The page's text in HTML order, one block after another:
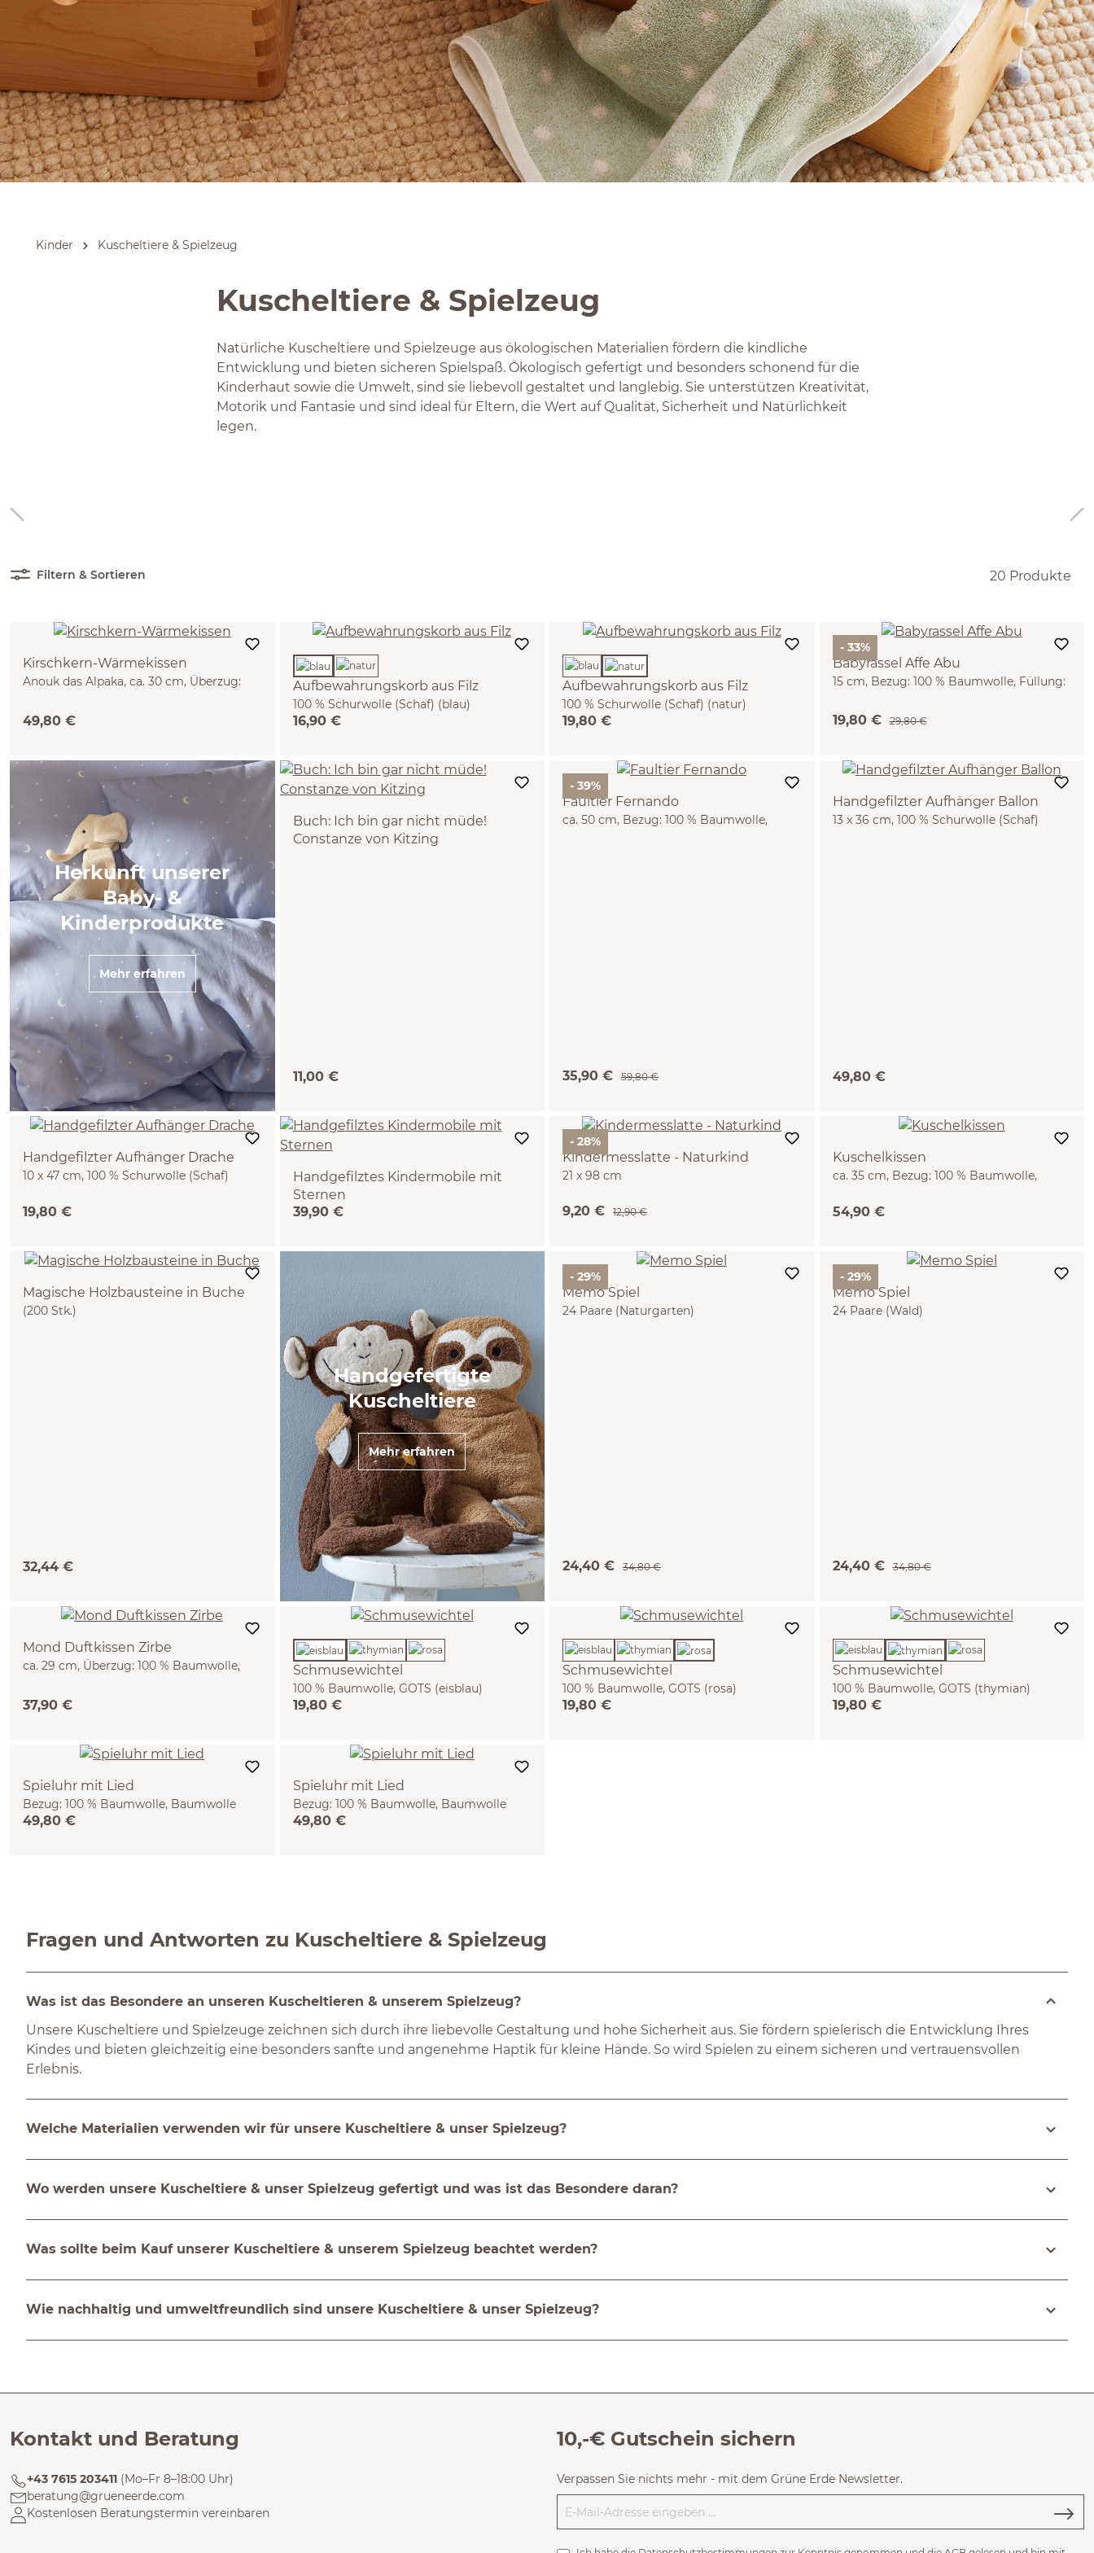
Kinder Kuscheltiere & Spielzeug
Kuscheltiere & Spielzeug
Natürliche Kuscheltiere und Spielzeuge aus ökologischen Materialien fördern die kindliche
Entwicklung und bieten sicheren Spielspaß. Ökologisch gefertigt und besonders schonend für die
Kinderhaut sowie die Umwelt, sind sie liebevoll gestaltet und langlebig. Sie unterstützen Kreativität,
Motorik und Fantasie und sind ideal für Eltern, die Wert auf Qualität, Sicherheit und Natürlichkeit
legen.
Filtern & Sortieren 20 Produkte
Kirschkern-Wärmekissen
Anouk das Alpaka, ca. 30 cm, Überzug:
Füllung: 100 % Kirschkerne
49,80 €
Aufbewahrungskorb aus Filz
100 % Schurwolle (Schaf) (blau)
16,90 €
Aufbewahrungskorb aus Filz
100 % Schurwolle (Schaf) (natur)
19,80 €
- 33%
Babyrassel Affe Abu
15 cm, Bezug: 100 % Baumwolle, Füllung:
19,80 € 29,80 €
Herkunft unserer
Baby- &
Kinderprodukte
Mehr erfahren
Buch: Ich bin gar nicht müde!
Constanze von Kitzing
11,00 €
- 39%
Faultier Fernando
ca. 50 cm, Bezug: 100 % Baumwolle,
35,90 € 59,80 €
Handgefilzter Aufhänger Ballon
13 x 36 cm, 100 % Schurwolle (Schaf)
49,80 €
Handgefilzter Aufhänger Drache
10 x 47 cm, 100 % Schurwolle (Schaf)
19,80 €
Handgefilztes Kindermobile mit
Sternen
Wolken und Mond, 100 % Schurwolle
39,90 €
- 28%
Kindermesslatte - Naturkind
21 x 98 cm
9,20 € 12,90 €
Kuschelkissen
ca. 35 cm, Bezug: 100 % Baumwolle,
(Wölkchen)
54,90 €
Magische Holzbausteine in Buche
(200 Stk.)
32,44 €
Handgefertigte
Kuscheltiere
Mehr erfahren
- 29%
Memo Spiel
24 Paare (Naturgarten)
24,40 € 34,80 €
- 29%
Memo Spiel
24 Paare (Wald)
24,40 € 34,80 €
Mond Duftkissen Zirbe
ca. 29 cm, Überzug: 100 % Baumwolle,
Zirbenspäne
37,90 €
Schmusewichtel
100 % Baumwolle, GOTS (eisblau)
19,80 €
Schmusewichtel
100 % Baumwolle, GOTS (rosa)
19,80 €
Schmusewichtel
100 % Baumwolle, GOTS (thymian)
19,80 €
Spieluhr mit Lied
Bezug: 100 % Baumwolle, Baumwolle
kbA, Füllung: 100 % Schurwolle (Schaf),
49,80 €
Spieluhr mit Lied
Bezug: 100 % Baumwolle, Baumwolle
kbA, Füllung: 100 % Schurwolle (Schaf),
49,80 €
Fragen und Antworten zu Kuscheltiere & Spielzeug
Was ist das Besondere an unseren Kuscheltieren & unserem Spielzeug?
Unsere Kuscheltiere und Spielzeuge zeichnen sich durch ihre liebevolle Gestaltung und hohe Sicherheit aus. Sie fördern spielerisch die Entwicklung Ihres
Kindes und bieten gleichzeitig eine besonders sanfte und angenehme Haptik für kleine Hände. So wird Spielen zu einem sicheren und vertrauensvollen
Erlebnis.
Welche Materialien verwenden wir für unsere Kuscheltiere & unser Spielzeug?
Wo werden unsere Kuscheltiere & unser Spielzeug gefertigt und was ist das Besondere daran?
Was sollte beim Kauf unserer Kuscheltiere & unserem Spielzeug beachtet werden?
Wie nachhaltig und umweltfreundlich sind unsere Kuscheltiere & unser Spielzeug?
Kontakt und Beratung
+43 7615 203411 (Mo–Fr 8–18:00 Uhr)
beratung@grueneerde.com
Kostenlosen Beratungstermin vereinbaren
10,-€ Gutschein sichern
Verpassen Sie nichts mehr - mit dem Grüne Erde Newsletter.